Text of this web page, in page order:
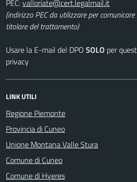
PEC:
(indirizzo PEC da utilizzare per
titolare del trattamento)
Usare la E-mail del DPO SOLO per
privacy
LINK UTILI
Regione Piemonte
Provincia di Cuneo
Unione Montana Valle Stura
Comune di Cuneo
Comune di Hyeres